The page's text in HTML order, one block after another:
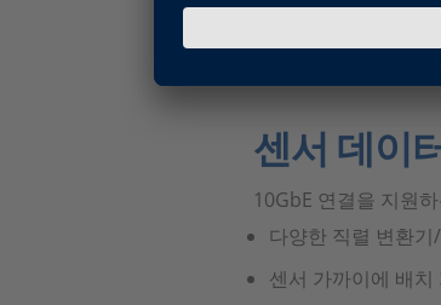
드 또는Open-loop
Sekonix 카메라를
센서 데이
10GbE 연결을 지원
다양한 직렬 변환
센서 가까이에 배치